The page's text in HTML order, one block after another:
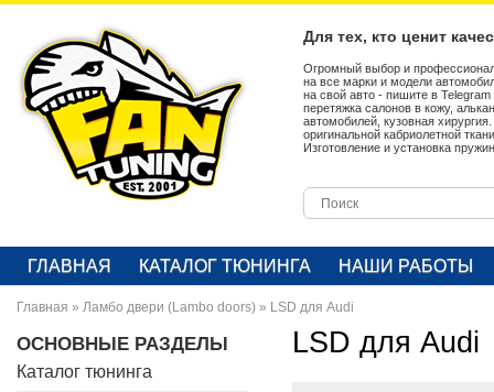
Для тех, кто ценит
Огромный выбор и
на все марки и модели
на свой авто - пишите в
перетяжка салонов в кожу,
автомобилей, кузовная
оригинальной кабриолетной
Изготовление и установка
ГЛАВНАЯ КАТАЛОГ ТЮНИНГА НАШИ РАБОТЫ
Главная » Ламбо двери (Lambo doors) » LSD для Audi
ОСНОВНЫЕ РАЗДЕЛЫ
Каталог тюнинга
LSD для Audi